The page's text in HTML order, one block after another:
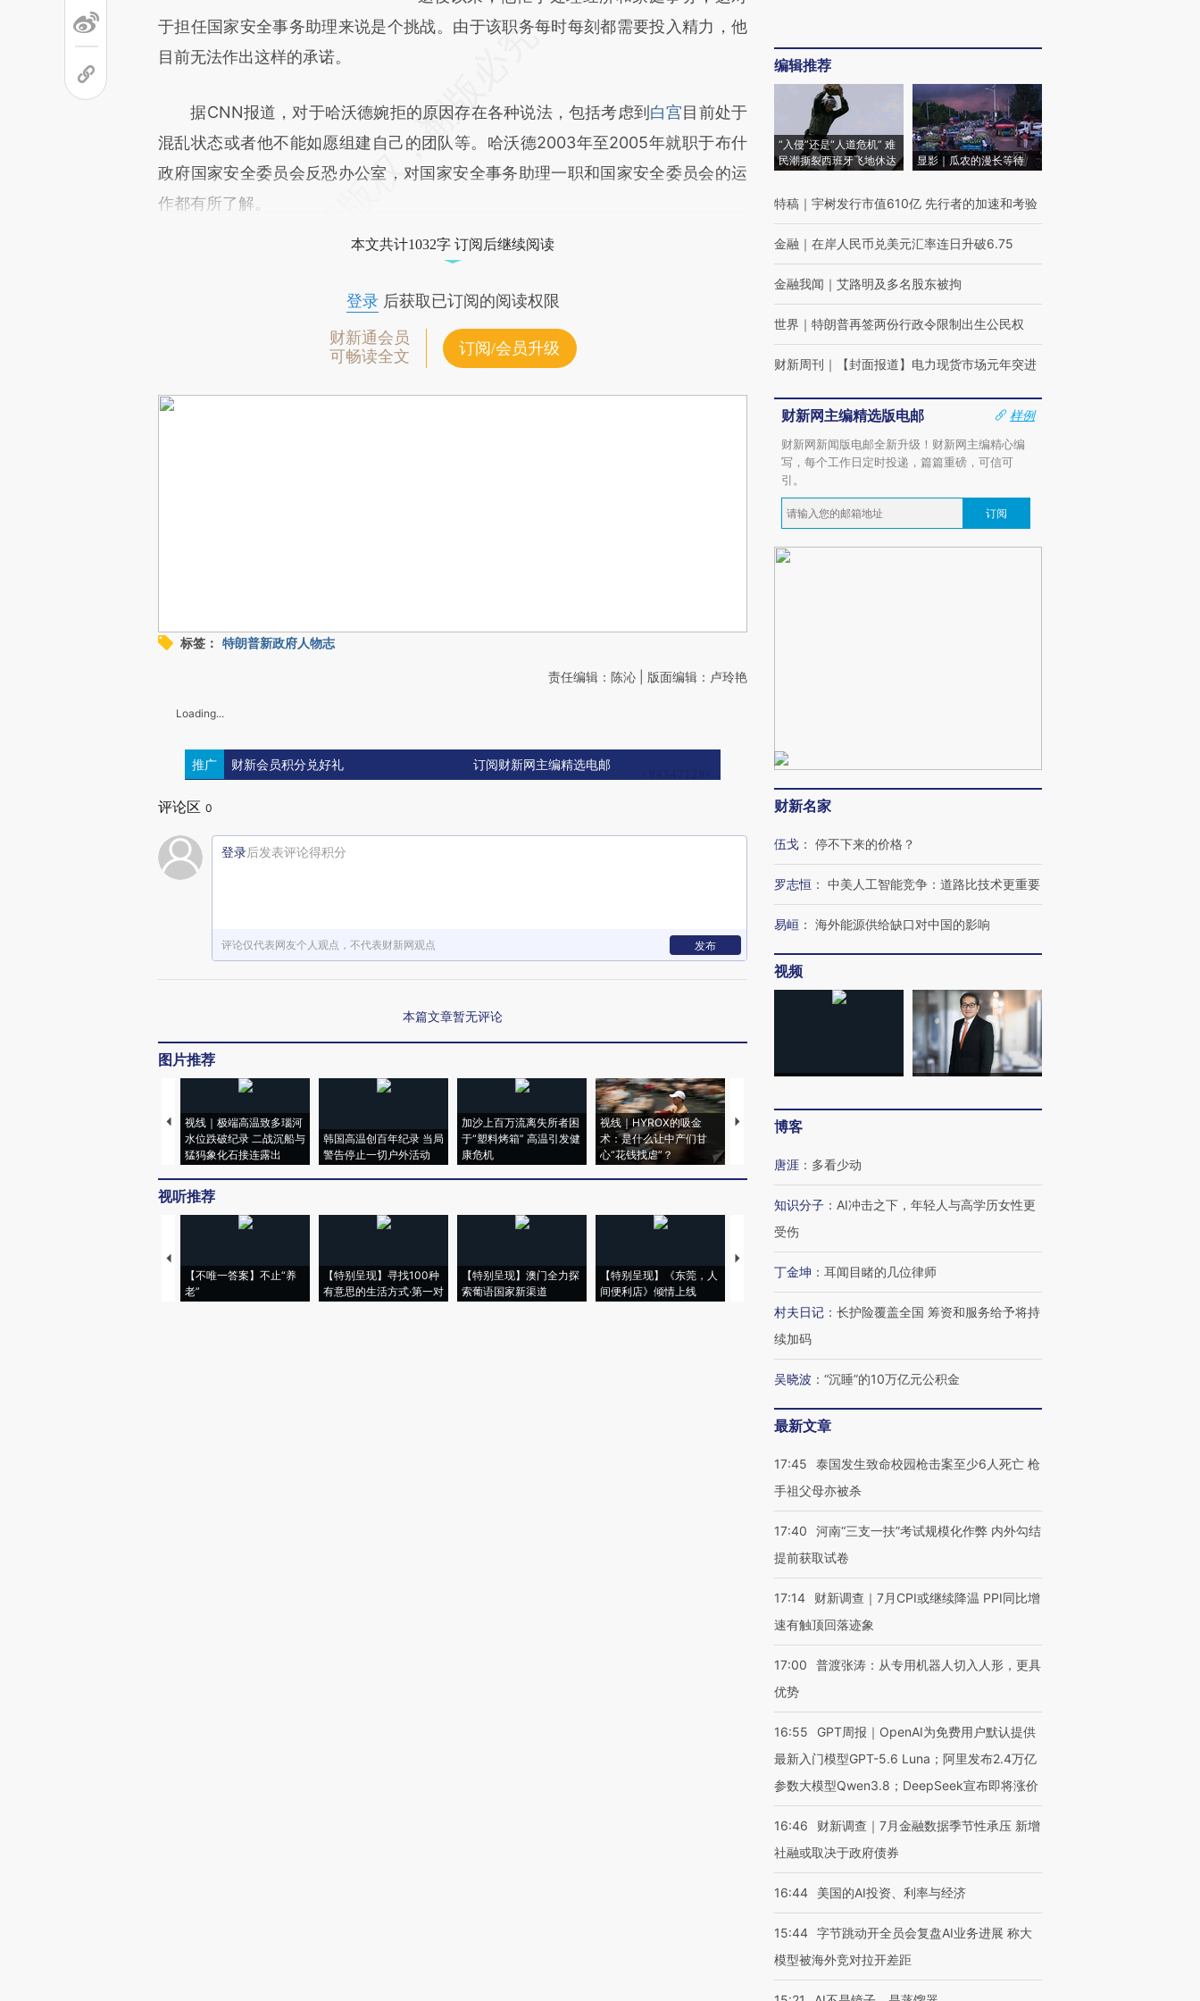
于担任国家安全事务助理来说是个挑战。由于该职务每时每刻都需要投入精力，他
目前无法作出这样的承诺。
据CNN报道，对于哈沃德婉拒的原因存在各种说法，包括考虑到 白宫目前处于
混乱状态或者他不能如愿组建自己的团队等。哈沃德2003年至2005年就职于布什
政府国家安全委员会反恐办公室，对国家安全事务助理一职和国家安全委员会的运
作都有所了解。
本文共计1032字 订阅后继续阅读
登录后获取已订阅的阅读权限
财新通会员
可畅读全文
订阅/会员升级
标签： 特朗普新政府人物志
责任编辑：陈沁 | 版面编辑：卢玲艳
Loading...
推广 财新会员积分兑好礼 订阅财新网主编精选电邮
评论区 0
登录后发表评论得积分
评论仅代表网友个人观点，不代表财新网观点 发布
本篇文章暂无评论
图片推荐
视线｜极端高温致多瑙河
水位跌破纪录 二战沉船与
猛犸象化石接连露出
韩国高温创百年纪录 当局
警告停止一切户外活动
加沙上百万流离失所者困
于“塑料烤箱” 高温引发健
康危机
视线｜HYROX的吸金
术：是什么让中产们甘
心“花钱找虐”？
马航飞行员跨国走私7万
视听推荐
【不唯一答案】不止“养
老”
【特别呈现】寻找100种
有意思的生活方式·第一对
【特别呈现】澳门全力探
索葡语国家新渠道
【特别呈现】《东莞，人
间便利店》倾情上线
【推广】走进第四届链博
会，让数智科技“链”接产
【特别呈现】寻找100种
有意思的生活方式·第三对
住三大增长引擎是什么？
编辑推荐
“入侵”还是“人道危机” 难
民潮撕裂西班牙飞地休达
显影｜瓜农的漫长等待
特稿 ｜ 宇树发行市值610亿 先行者的加速和考验
金融 ｜ 在岸人民币兑美元汇率连日升破6.75
金融我闻 ｜ 艾路明及多名股东被拘
世界 ｜ 特朗普再签两份行政令限制出生公民权
财新周刊 ｜ 【封面报道】电力现货市场元年突进
财新网主编精选版电邮
样例
财新网新闻版电邮全新升级！财新网主编精心编
写，每个工作日定时投递，篇篇重磅，可信可
引。
订阅
财新名家
伍戈 ： 停不下来的价格？
罗志恒 ： 中美人工智能竞争：道路比技术更重要
易峘 ： 海外能源供给缺口对中国的影响
视频
博客
唐涯 ： 多看少动
知识分子 ： AI冲击之下，年轻人与高学历女性更
受伤
丁金坤 ： 耳闻目睹的几位律师
村夫日记 ： 长护险覆盖全国 筹资和服务给予将持
续加码
吴晓波 ： “沉睡”的10万亿元公积金
最新文章
17:45
泰国发生致命校园枪击案至少6人死亡 枪
手祖父母亦被杀
17:40
河南“三支一扶”考试规模化作弊 内外勾结
提前获取试卷
17:14
财新调查｜7月CPI或继续降温 PPI同比增
速有触顶回落迹象
17:00
普渡张涛：从专用机器人切入人形，更具
优势
16:55
GPT周报｜OpenAI为免费用户默认提供
最新入门模型GPT-5.6 Luna；阿里发布2.4万亿
参数大模型Qwen3.8；DeepSeek宣布即将涨价
16:46
财新调查｜7月金融数据季节性承压 新增
社融或取决于政府债券
16:44 美国的AI投资、利率与经济
15:44 字节跳动开全员会复盘AI业务进展 称大
模型被海外竞对拉开差距